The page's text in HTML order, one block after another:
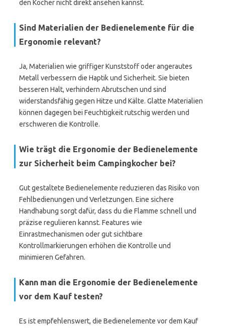
den Kocher nicht direkt ansehen kannst.
Sind Materialien der Bedienelemente für die
Ergonomie relevant?
Ja, Materialien wie griffiger Kunststoff oder angerautes
Metall verbessern die Haptik und Sicherheit. Sie bieten
besseren Halt, verhindern Abrutschen und sind
widerstandsfähig gegen Hitze und Kälte. Glatte Materialien
können dagegen bei Feuchtigkeit rutschig werden und
erschweren die Kontrolle.
Wie trägt die Ergonomie der Bedienelemente
zur Sicherheit beim Campingkocher bei?
Gut gestaltete Bedienelemente reduzieren das Risiko von
Fehlbedienungen und Verletzungen. Eine sichere
Handhabung sorgt dafür, dass du die Flamme schnell und
präzise regulieren kannst. Features wie
Einrastmechanismen oder gut sichtbare
Kontrollmarkierungen erhöhen die Kontrolle und
minimieren Gefahren.
Kann man die Ergonomie der Bedienelemente
vor dem Kauf testen?
Es ist empfehlenswert, die Bedienelemente vor dem Kauf